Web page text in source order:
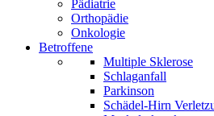
Pädiatrie
Orthopädie
Onkologie
Betroffene
Multiple Sklerose
Schlaganfall
Parkinson
Schädel-Hirn